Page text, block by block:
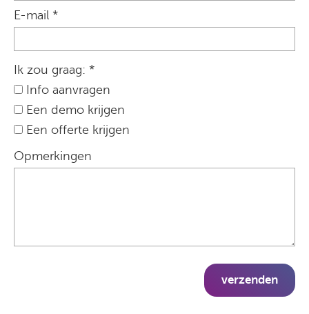
E-mail *
Ik zou graag: *
Info aanvragen
Een demo krijgen
Een offerte krijgen
Opmerkingen
verzenden